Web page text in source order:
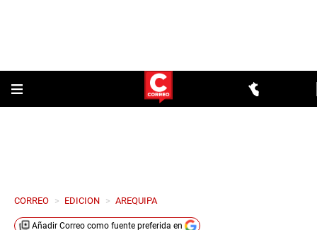
CORREO > EDICION > AREQUIPA
Añadir Correo como fuente preferida en